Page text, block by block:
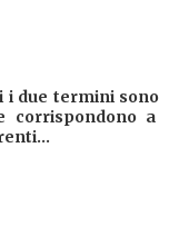
i due termini sono
corrispondono a